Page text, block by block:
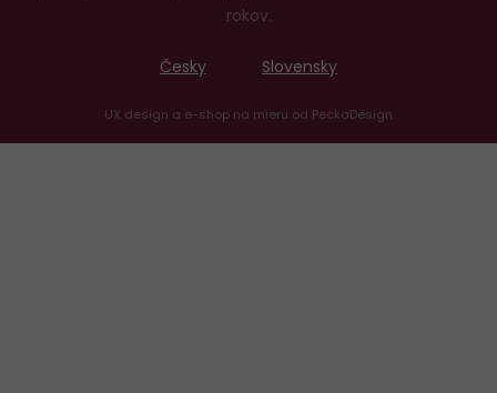
rokov.
Česky Slovensky
UX design a e-shop na mieru od PeckaDesign